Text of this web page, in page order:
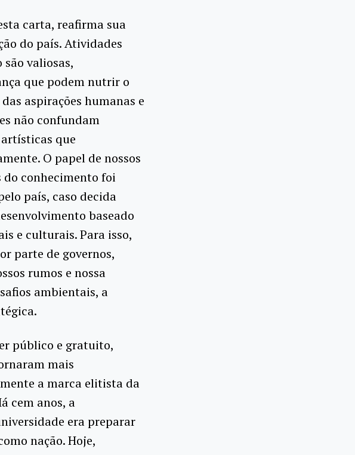
carta, reafirma sua
do país. Atividades
valiosas,
que podem nutrir o
aspirações humanas e
não confundam
que
O papel de nossos
do conhecimento foi
país, caso decida
baseado
e culturais. Para isso,
parte de governos,
rumos e nossa
ambientais, a
público e gratuito,
mais
a marca elitista da
cem anos, a
era preparar
nação. Hoje,